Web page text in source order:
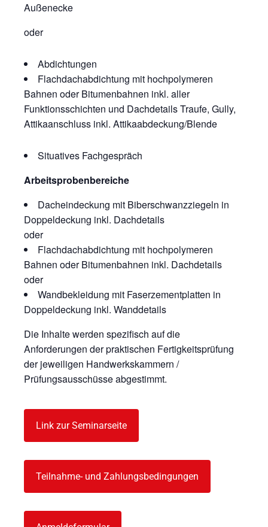
Außenecke
oder
Abdichtungen
Flachdachabdichtung mit hochpolymeren
Bahnen oder Bitumenbahnen inkl. aller
Funktionsschichten und Dachdetails Traufe, Gully,
Attikaanschluss inkl. Attikaabdeckung/Blende
Situatives Fachgespräch
Arbeitsprobenbereiche
Dacheindeckung mit Biberschwanzziegeln in
Doppeldeckung inkl. Dachdetails
oder
Flachdachabdichtung mit hochpolymeren
Bahnen oder Bitumenbahnen inkl. Dachdetails
oder
Wandbekleidung mit Faserzementplatten in
Doppeldeckung inkl. Wanddetails
Die Inhalte werden spezifisch auf die
Anforderungen der praktischen Fertigkeitsprüfung
der jeweiligen Handwerkskammern /
Prüfungsausschüsse abgestimmt.
Link zur Seminarseite
Teilnahme- und Zahlungsbedingungen